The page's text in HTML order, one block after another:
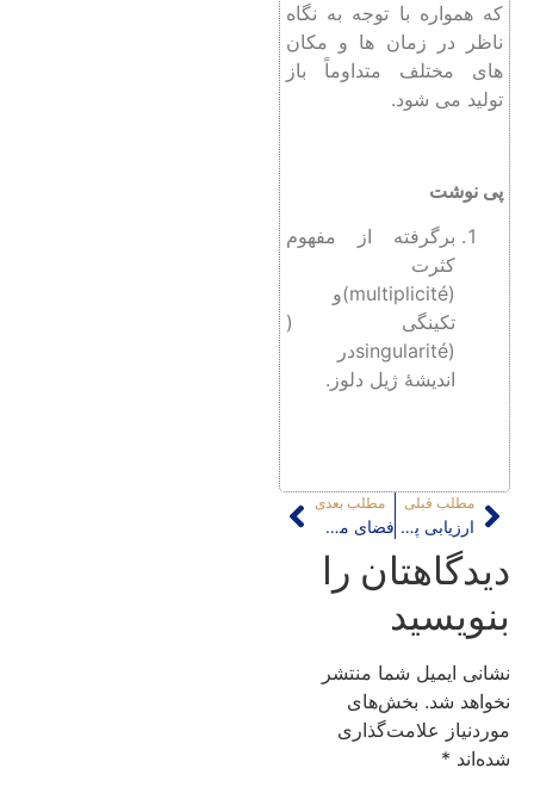
که همواره با توجه به نگاه
ناظر در زمان ها و مکان
های مختلف متداوماً باز
تولید می شود.
پی نوشت
برگرفته از مفهوم
کثرت
(multiplicité)و
تکینگی (
(singularitéدر
اندیشۀ ژیل دلوز.
مطلب قبلی
ارزیابی پس از اجرا در بازطراحی مسیرهای ویژه دوچرخه
مطلب بعدی
فضای مجازی، فرصتی نو ظهور، جهت مواجهه با منظر شهر
دیدگاهتان را
بنویسید
نشانی ایمیل شما منتشر
نخواهد شد. بخش‌های
موردنیاز علامت‌گذاری
شده‌اند *